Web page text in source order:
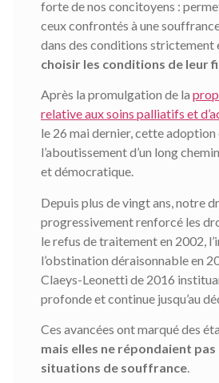
forte de nos concitoyens :
ceux confrontés à une
dans des conditions strictement
choisir les conditions de leur
Après la promulgation de la
relative aux soins palliatifs et
le 26 mai dernier, cette adoption
l’aboutissement d’un long
et démocratique.
Depuis plus de vingt ans, notre
progressivement renforcé les
le refus de traitement en 2002,
l’obstination déraisonnable en
Claeys-Leonetti de 2016
profonde et continue jusqu’au
Ces avancées ont marqué des
mais elles ne répondaient
situations de souffrance.